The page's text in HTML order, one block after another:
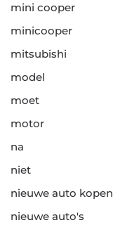
mini cooper
minicooper
mitsubishi
model
moet
motor
na
niet
nieuwe auto kopen
nieuwe auto's